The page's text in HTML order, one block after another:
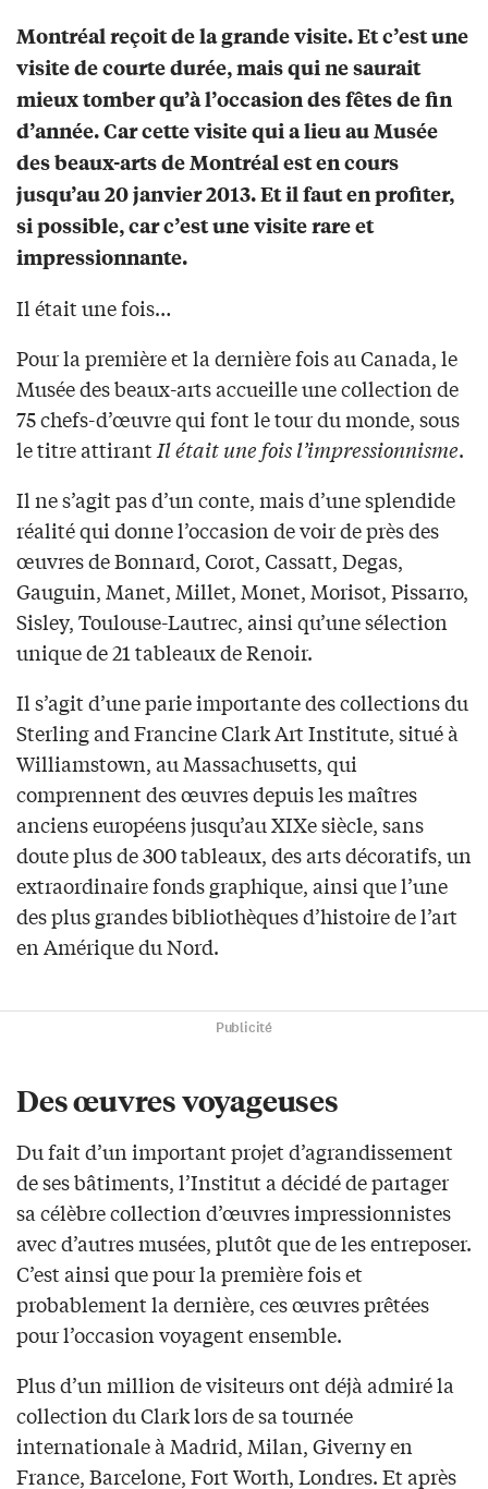
Montréal reçoit de la grande visite. Et c’est une
visite de courte durée, mais qui ne saurait
mieux tomber qu’à l’occasion des fêtes de fin
d’année. Car cette visite qui a lieu au Musée
des beaux-arts de Montréal est en cours
jusqu’au 20 janvier 2013. Et il faut en profiter,
si possible, car c’est une visite rare et
impressionnante.
Il était une fois…
Pour la première et la dernière fois au Canada, le
Musée des beaux-arts accueille une collection de
75 chefs-d’œuvre qui font le tour du monde, sous
le titre attirantIl était une fois l’impressionnisme.
Il ne s’agit pas d’un conte, mais d’une splendide
réalité qui donne l’occasion de voir de près des
œuvres de Bonnard, Corot, Cassatt, Degas,
Gauguin, Manet, Millet, Monet, Morisot, Pissarro,
Sisley, Toulouse-Lautrec, ainsi qu’une sélection
unique de 21 tableaux de Renoir.
Il s’agit d’une parie importante des collections du
Sterling and Francine Clark Art Institute, situé à
Williamstown, au Massachusetts, qui
comprennent des œuvres depuis les maîtres
anciens européens jusqu’au XIXe siècle, sans
doute plus de 300 tableaux, des arts décoratifs, un
extraordinaire fonds graphique, ainsi que l’une
des plus grandes bibliothèques d’histoire de l’art
en Amérique du Nord.
Publicité
Des œuvres voyageuses
Du fait d’un important projet d’agrandissement
de ses bâtiments, l’Institut a décidé de partager
sa célèbre collection d’œuvres impressionnistes
avec d’autres musées, plutôt que de les entreposer.
C’est ainsi que pour la première fois et
probablement la dernière, ces œuvres prêtées
pour l’occasion voyagent ensemble.
Plus d’un million de visiteurs ont déjà admiré la
collection du Clark lors de sa tournée
internationale à Madrid, Milan, Giverny en
France, Barcelone, Fort Worth, Londres. Et après